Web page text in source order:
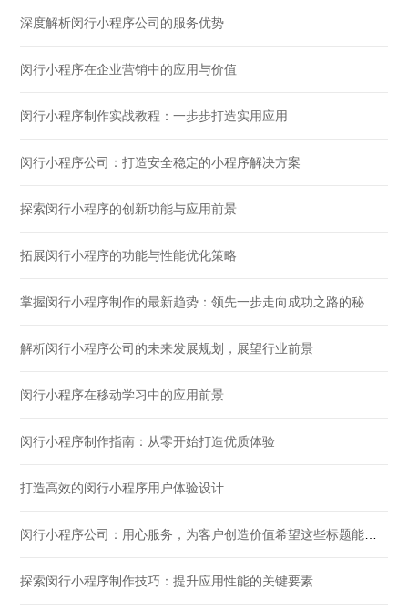
深度解析闵行小程序公司的服务优势
闵行小程序在企业营销中的应用与价值
闵行小程序制作实战教程：一步步打造实用应用
闵行小程序公司：打造安全稳定的小程序解决方案
探索闵行小程序的创新功能与应用前景
拓展闵行小程序的功能与性能优化策略
解析闵行小程序公司的未来发展规划，展望行业前景
闵行小程序在移动学习中的应用前景
闵行小程序制作指南：从零开始打造优质体验
打造高效的闵行小程序用户体验设计
探索闵行小程序制作技巧：提升应用性能的关键要素